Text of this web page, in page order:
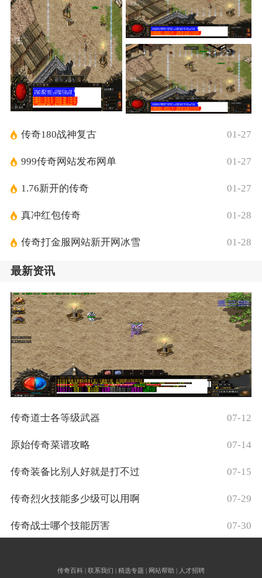
传奇180战神复古 01-27
999传奇网站发布网单 01-27
1.76新开的传奇 01-27
真冲红包传奇 01-28
传奇打金服网站新开网冰雪 01-28
最新资讯
传奇道士各等级武器 07-12
原始传奇菜谱攻略 07-14
传奇装备比别人好就是打不过 07-15
传奇烈火技能多少级可以用啊 07-29
传奇战士哪个技能厉害 07-30
传奇百科 | 联系我们 | 精选专题 | 网站帮助 | 人才招聘